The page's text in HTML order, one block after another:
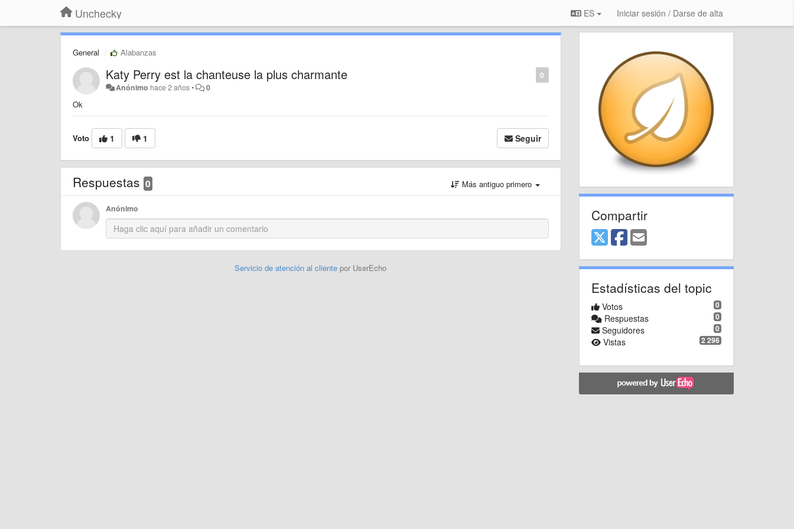
Unchecky ES Iniciar sesión / Darse de alta
General Alabanzas
0
Katy Perry est la chanteuse la plus charmante
Anónimo hace 2 años• 0
Ok
Voto 1 1 Seguir
Respuestas 0 Más antiguo primero
Anónimo
Servicio de atención al clientepor UserEcho
Compartir
Estadísticas del topic
0
Votos
0
Respuestas
0
Seguidores
2 296
Vistas